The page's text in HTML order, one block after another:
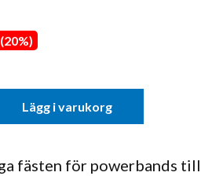
Lägg i varukorg
fästen för powerbands till